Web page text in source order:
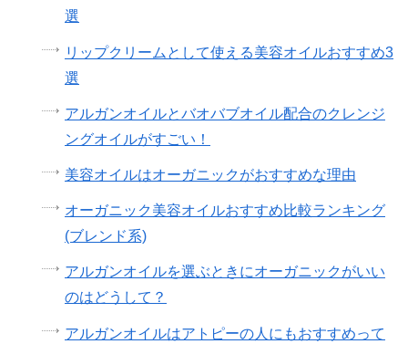
選
リップクリームとして使える美容オイルおすすめ3
選
アルガンオイルとバオバブオイル配合のクレンジ
ングオイルがすごい！
美容オイルはオーガニックがおすすめな理由
オーガニック美容オイルおすすめ比較ランキング
(ブレンド系)
アルガンオイルを選ぶときにオーガニックがいい
のはどうして？
アルガンオイルはアトピーの人にもおすすめって